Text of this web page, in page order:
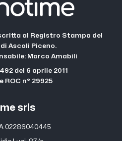
al Registro Stampa del
Ascoli Piceno.
Marco Amabili
del 6 aprile 2011
ROC n° 29925
srls
02286040445